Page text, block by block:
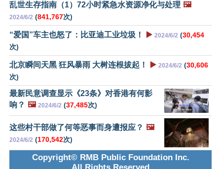
乱世生存指南（1）72小时紧急水资源净化与处理 🖼️
2024/6/2 (841,767次)
“爱国”车主也怒了：比亚迪工业垃圾！ ▶️ 2024/6/2 (30,454
次)
北京瞬间天黑 狂风暴雨 大树连根拔起！ ▶️ 2024/6/2 (30,606
次)
最新民意调查显示《23条》对香港有何影
响？ 🖼️ 2024/6/2 (37,485次)
这些村干部做了何等恶事而身遭报应？ 🖼️
2024/6/2 (170,542次)
Copyright© RMB Public Foundation Inc.